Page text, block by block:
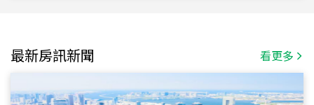
最新房訊新聞 看更多